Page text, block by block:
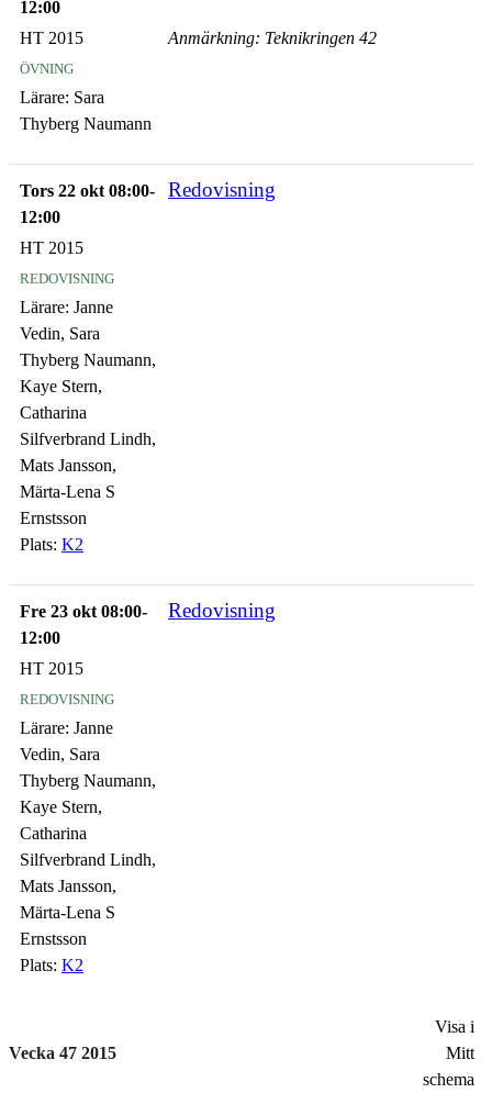
12:00
HT 2015
övning
Lärare: Sara
Thyberg Naumann
Anmärkning: Teknikringen 42
Tors 22 okt 08:00-
12:00
Redovisning
HT 2015
redovisning
Lärare: Janne
Vedin, Sara
Thyberg Naumann,
Kaye Stern,
Catharina
Silfverbrand Lindh,
Mats Jansson,
Märta-Lena S
Ernstsson
Plats: K2
Fre 23 okt 08:00-
12:00
Redovisning
HT 2015
redovisning
Lärare: Janne
Vedin, Sara
Thyberg Naumann,
Kaye Stern,
Catharina
Silfverbrand Lindh,
Mats Jansson,
Märta-Lena S
Ernstsson
Plats: K2
Vecka 47 2015
Visa i
Mitt
schema